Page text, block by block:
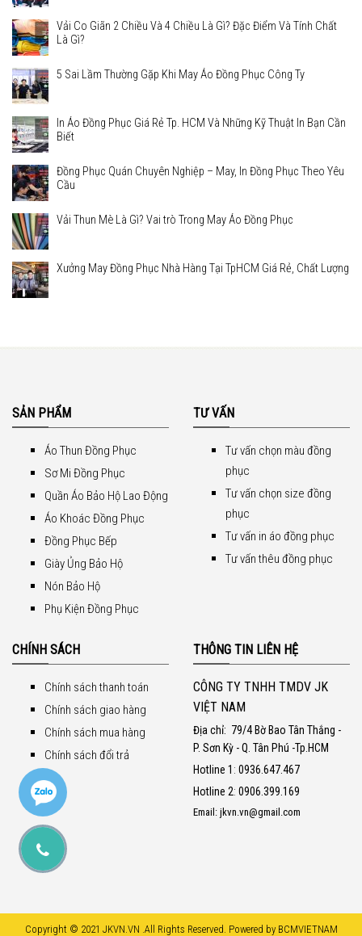
Vải Co Giãn 2 Chiều Và 4 Chiều Là Gì? Đặc Điểm Và Tính Chất
Là Gì?
5 Sai Lầm Thường Gặp Khi May Áo Đồng Phục Công Ty
In Áo Đồng Phục Giá Rẻ Tp. HCM Và Những Kỹ Thuật In Bạn Cần
Biết
Đồng Phục Quán Chuyên Nghiệp – May, In Đồng Phục Theo Yêu
Cầu
Vải Thun Mè Là Gì? Vai trò Trong May Áo Đồng Phục
Xưởng May Đồng Phục Nhà Hàng Tại TpHCM Giá Rẻ, Chất Lượng
SẢN PHẨM
Áo Thun Đồng Phục
Sơ Mi Đồng Phục
Quần Áo Bảo Hộ Lao Động
Áo Khoác Đồng Phục
Đồng Phục Bếp
Giày Ủng Bảo Hộ
Nón Bảo Hộ
Phụ Kiện Đồng Phục
TƯ VẤN
Tư vấn chọn màu đồng
phục
Tư vấn chọn size đồng
phục
Tư vấn in áo đồng phục
Tư vấn thêu đồng phục
CHÍNH SÁCH
Chính sách thanh toán
Chính sách giao hàng
Chính sách mua hàng
Chính sách đổi trả
THÔNG TIN LIÊN HỆ
CÔNG TY TNHH TMDV JK
VIỆT NAM
Địa chỉ: 79/4 Bờ Bao Tân Thắng -
P. Sơn Kỳ - Q. Tân Phú -Tp.HCM
Hotline 1 : 0936.647.467
Hotline 2: 0906.399.169
Email: jkvn.vn@gmail.com
Copyright © 2021 JKVN.VN .All Rights Reserved. Powered by BCMVIETNAM